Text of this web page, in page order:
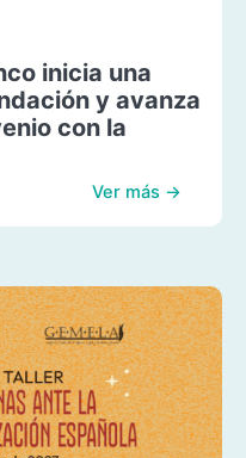
inicia una
y avanza
con la
Ver más →